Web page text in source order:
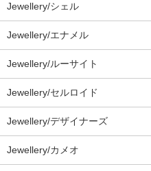
Jewellery/シェル
Jewellery/エナメル
Jewellery/ルーサイト
Jewellery/セルロイド
Jewellery/デザイナーズ
Jewellery/カメオ